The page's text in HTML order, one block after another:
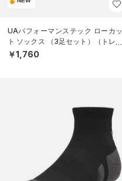
UAパフォーマンステック ローカッ
ト ソックス （3足セット）（トレー
ニング/UNISEX）
￥1,760